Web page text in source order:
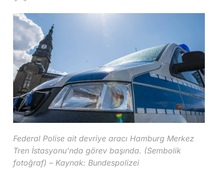
Federal Polise ait devriye aracı Hamburg Merkez
Tren İstasyonu’nda görev başında. (Sembolik
fotoğraf) – Kaynak: Bundespolizei